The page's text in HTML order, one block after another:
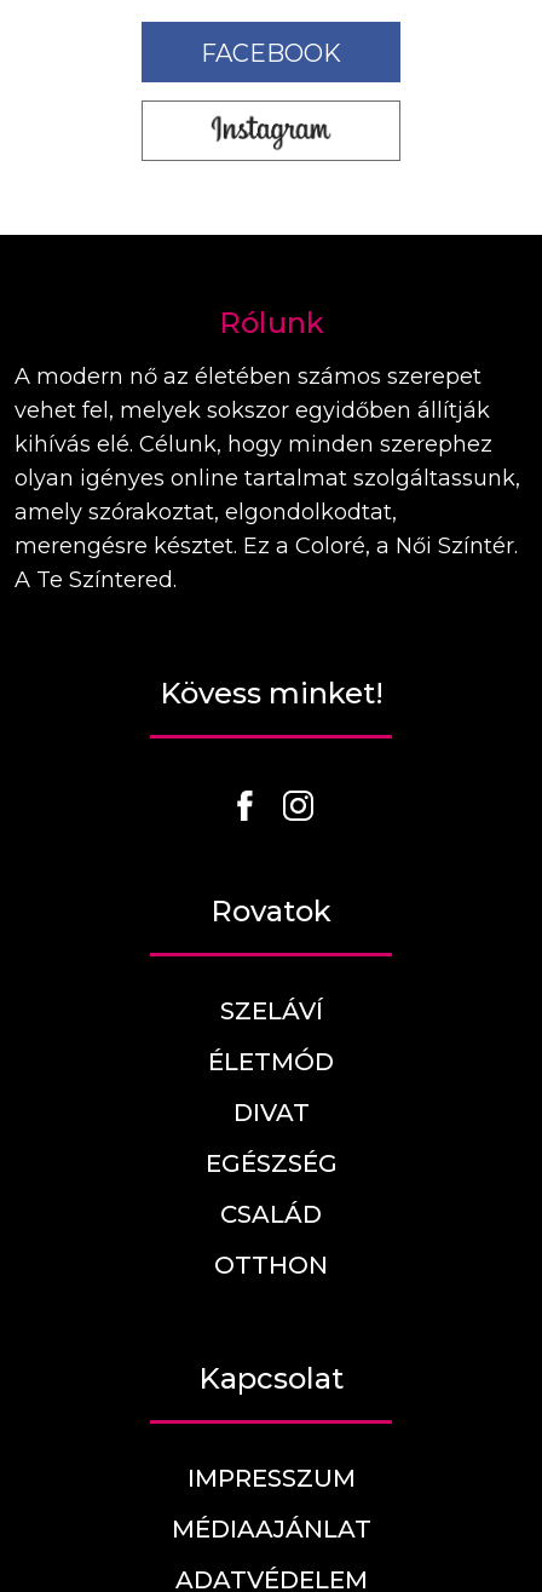
FACEBOOK
Rólunk
A modern nő az életében számos szerepet
vehet fel, melyek sokszor egyidőben állítják
kihívás elé. Célunk, hogy minden szerephez
olyan igényes online tartalmat szolgáltassunk,
amely szórakoztat, elgondolkodtat,
merengésre késztet. Ez a Coloré, a Női Színtér.
A Te Színtered.
Kövess minket!
Rovatok
SZELÁVÍ
ÉLETMÓD
DIVAT
EGÉSZSÉG
CSALÁD
OTTHON
Kapcsolat
IMPRESSZUM
MÉDIAAJÁNLAT
ADATVÉDELEM